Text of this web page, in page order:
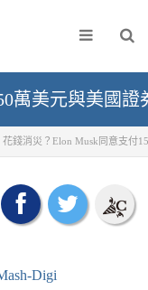
萬美元與美國
花錢消災？Elon Musk同意支付
Digi